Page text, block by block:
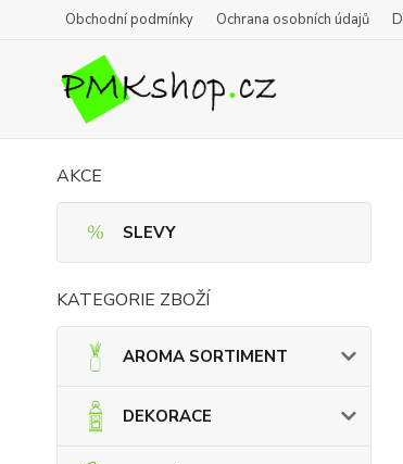
Obchodní podmínky Ochrana osobních údajů
AKCE
SLEVY
KATEGORIE ZBOŽÍ
AROMA SORTIMENT
DEKORACE